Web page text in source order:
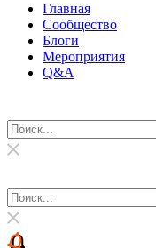
Главная
Сообщество
Блоги
Мероприятия
Q&A